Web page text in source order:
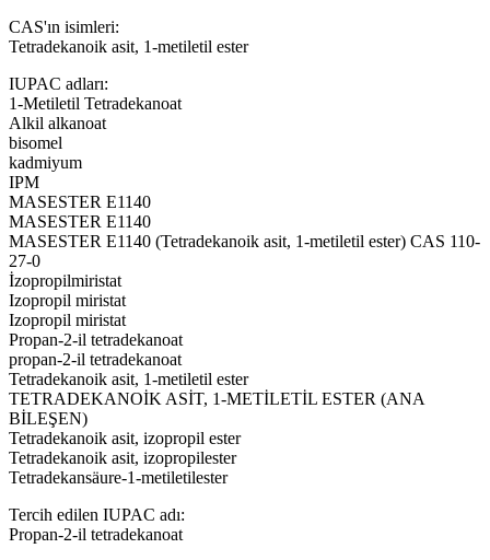
CAS'ın isimleri:
Tetradekanoik asit, 1-metiletil ester
IUPAC adları:
1-Metiletil Tetradekanoat
Alkil alkanoat
bisomel
kadmiyum
IPM
MASESTER E1140
MASESTER E1140
MASESTER E1140 (Tetradekanoik asit, 1-metiletil ester) CAS 110-
27-0
İzopropilmiristat
Izopropil miristat
Izopropil miristat
Propan-2-il tetradekanoat
propan-2-il tetradekanoat
Tetradekanoik asit, 1-metiletil ester
TETRADEKANOİK ASİT, 1-METİLETİL ESTER (ANA
BİLEŞEN)
Tetradekanoik asit, izopropil ester
Tetradekanoik asit, izopropilester
Tetradekansäure-1-metiletilester
Tercih edilen IUPAC adı:
Propan-2-il tetradekanoat